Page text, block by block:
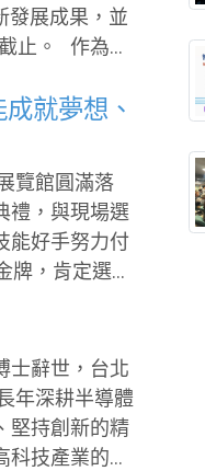
，因
發展成果，並
為全
。2026年展
，參觀人次
城市與淨零
數位轉型與淨
與產業跨域合
就夢想、
覽館圓滿落
禮，與現場選
能好手努力付
牌，肯定選手
手參賽。選
、時間壓力及
、紀律及解決
專業功夫；
士辭世，台北
堅持創新的精
技產業的發